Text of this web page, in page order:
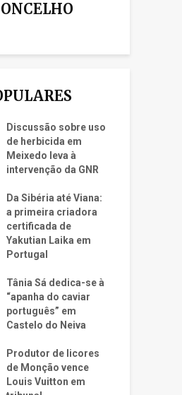
Discussão sobre uso
de herbicida em
Meixedo leva à
intervenção da GNR
Da Sibéria até Viana:
a primeira criadora
certificada de
Yakutian Laika em
Portugal
Tânia Sá dedica-se à
“apanha do caviar
português” em
Castelo do Neiva
Produtor de licores
de Monção vence
Louis Vuitton em